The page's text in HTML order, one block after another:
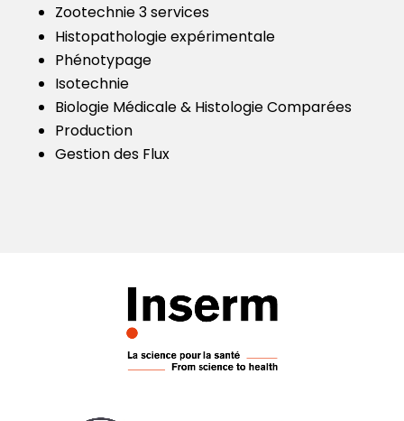
Zootechnie 3 services
Histopathologie expérimentale
Phénotypage
Isotechnie
Biologie Médicale & Histologie Comparées
Production
Gestion des Flux